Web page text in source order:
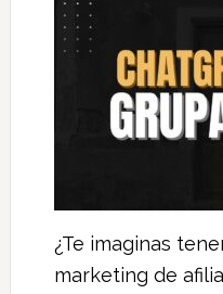
¿Te imaginas
marketing de